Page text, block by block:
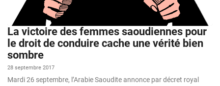
La victoire des femmes saoudiennes pour
le droit de conduire cache une vérité bien
sombre
28 septembre 2017
Mardi 26 septembre, l’Arabie Saoudite annonce par décret royal